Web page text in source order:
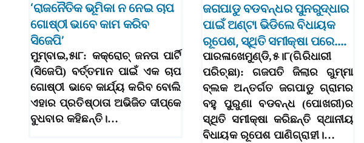
‘ରାଜନୈତିକ ଭୂମିକା ନ ନେଇ ଚାପ
ଗୋଷ୍ଠୀ ଭାବେ କାମ କରିବ
ସିଜେପି’
ମୁମ୍ବାଇ,୫ା୮: କକ୍‌ରୋଚ୍‌ ଜନତା ପାର୍ଟି
(ସିଜେପି) ବର୍ତ୍ତମାନ ପାଇଁ ଏକ ଚାପ
ଗୋଷ୍ଠୀ ଭାବେ କାର୍ଯ୍ୟ କରିବ ବୋଲି
ଏହାର ପ୍ରତିଷ୍ଠାତା ଅଭିଜିତ ଦୀପ୍‌କେ
ବୁଧବାର କହିଛନ୍ତି।…
ଜଗପାଡୁ ବଡବନ୍ଧର ପୁନରୁଦ୍ଧାର
ପାଇଁ ଅଣ୍ଟା ଭିଡିଲେ ବିଧାୟକ
ରୂପେଶ, ସ୍ଥିତି ସମୀକ୍ଷା ପରେ….
ପାରଳାଖେମୁଣ୍ଡି,୫।୮(ଗିରିଧାରୀ
ପରିଚ୍ଛା): ଗଜପତି ଜିଲାର ଗୁମ୍ମା
ବ୍ଲକ ଅନ୍ତର୍ଗତ ଜଗପାଡୁ ଗ୍ରାମର
ବହୁ ପୁରୁଣା ବଡବନ୍ଧ (ପୋଖରୀ)ର
ସ୍ଥିତି ସମୀକ୍ଷା କରିଛନ୍ତି ସ୍ଥାନୀୟ
ବିଧାୟକ ରୂପେଶ ପାଣିଗ୍ରାହୀ।…